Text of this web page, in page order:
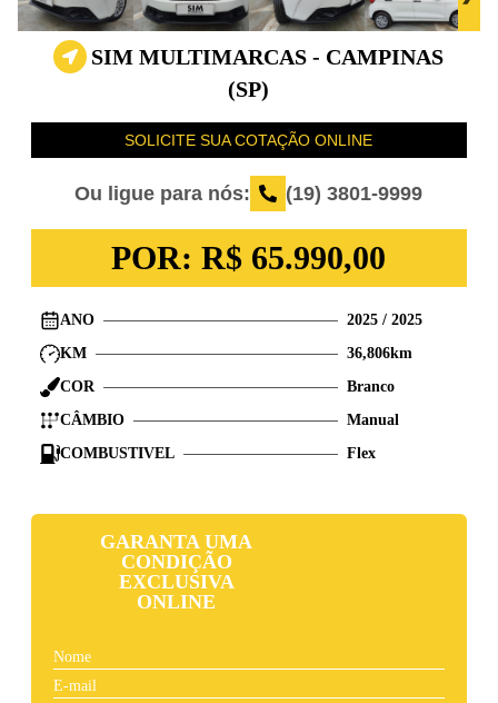
SIM MULTIMARCAS - CAMPINAS
(SP)
SOLICITE SUA COTAÇÃO ONLINE
Ou ligue para nós: (19) 3801-9999
POR:R$ 65.990,00
ANO 2025/ 2025
KM
36,806km
COR
Branco
CÂMBIO
Manual
COMBUSTIVEL
Flex
GARANTA UMA
CONDIÇÃO
EXCLUSIVA
ONLINE